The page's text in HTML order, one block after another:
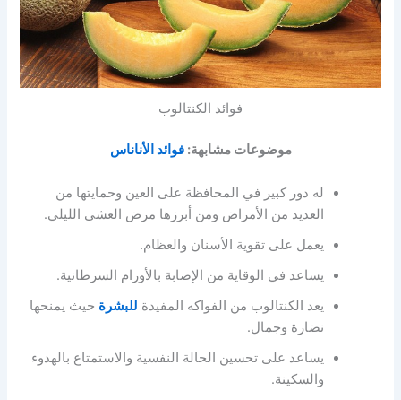
فوائد الكنتالوب
موضوعات مشابهة:فوائد الأناناس
له دور كبير في المحافظة على العين وحمايتها من
العديد من الأمراض ومن أبرزها مرض العشى الليلي.
يعمل على تقوية الأسنان والعظام.
يساعد في الوقاية من الإصابة بالأورام السرطانية.
يعد الكنتالوب من الفواكه المفيدة للبشرة حيث يمنحها
نضارة وجمال.
يساعد على تحسين الحالة النفسية والاستمتاع بالهدوء
والسكينة.